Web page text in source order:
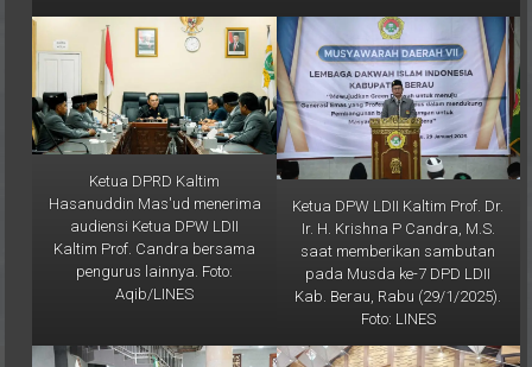
Ketua DPRD Kaltim
Hasanuddin Mas'ud menerima
audiensi Ketua DPW LDII
Kaltim Prof. Candra bersama
pengurus lainnya. Foto:
Aqib/LINES
Ketua DPW LDII Kaltim Prof. Dr.
Ir. H. Krishna P Candra, M.S.
saat memberikan sambutan
pada Musda ke-7 DPD LDII
Kab. Berau, Rabu (29/1/2025).
Foto: LINES